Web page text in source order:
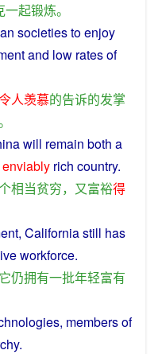
一起锻炼。
societies to enjoy
and low ratesof
人羡慕的告诉的发掌
will remain both a
enviably rich country.
相当贫穷， 又富裕得
, Californiastill has
workforce.
它仍拥有一批年轻富有
, membersof
.